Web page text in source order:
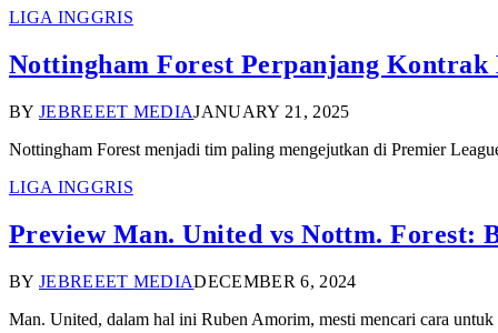
LIGA INGGRIS
Nottingham Forest Perpanjang
BY JEBREEET MEDIAJANUARY 21, 2025
Nottingham Forest menjadi tim paling mengejutkan di Premier
LIGA INGGRIS
Preview Man. United vs Nottm. Forest:
BY JEBREEET MEDIADECEMBER 6, 2024
Man. United, dalam hal ini Ruben Amorim, mesti mencari cara